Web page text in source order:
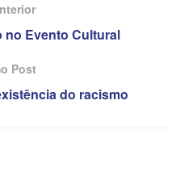
no Evento Cultural
Post
do racismo